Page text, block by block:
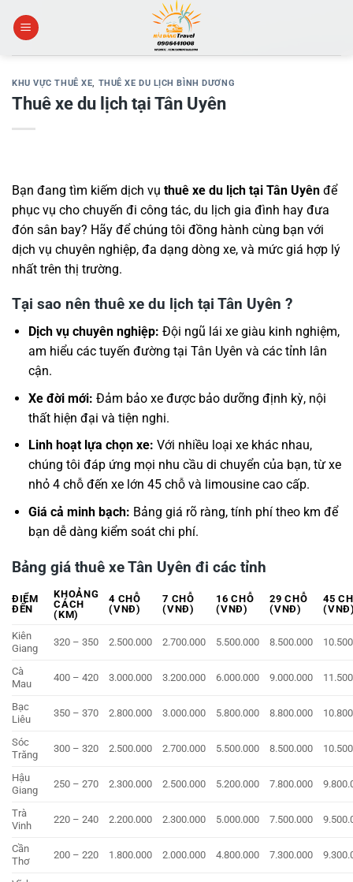
KHU VỰC THUÊ XE, THUÊ XE DU LỊCH BÌNH DƯƠNG
Thuê xe du lịch tại Tân Uyên
Bạn đang tìm kiếm dịch vụ thuê xe du lịch tại Tân Uyên để
phục vụ cho chuyến đi công tác, du lịch gia đình hay đưa
đón sân bay? Hãy để chúng tôi đồng hành cùng bạn với
dịch vụ chuyên nghiệp, đa dạng dòng xe, và mức giá hợp lý
nhất trên thị trường.
Tại sao nên thuê xe du lịch tại Tân Uyên ?
Dịch vụ chuyên nghiệp: Đội ngũ lái xe giàu kinh nghiệm,
am hiểu các tuyến đường tại Tân Uyên và các tỉnh lân
cận.
Xe đời mới: Đảm bảo xe được bảo dưỡng định kỳ, nội
thất hiện đại và tiện nghi.
Linh hoạt lựa chọn xe: Với nhiều loại xe khác nhau,
chúng tôi đáp ứng mọi nhu cầu di chuyển của bạn, từ xe
nhỏ 4 chỗ đến xe lớn 45 chỗ và limousine cao cấp.
Giá cả minh bạch: Bảng giá rõ ràng, tính phí theo km để
bạn dễ dàng kiểm soát chi phí.
Bảng giá thuê xe Tân Uyên đi các tỉnh
ĐIỂM
ĐẾN
KHOẢNG
CÁCH
(KM)
4 CHỖ
(VNĐ)
7 CHỖ
(VNĐ)
16 CHỖ
(VNĐ)
29 CHỖ
(VNĐ)
45
Kiên
Giang
320 – 350 2.500.000 2.700.000 5.500.000 8.500.000
Cà
Mau
400 – 420 3.000.000 3.200.000 6.000.000 9.000.000
Bạc
Liêu
350 – 370 2.800.000 3.000.000 5.800.000 8.800.000
Sóc
Trăng
300 – 320 2.500.000 2.700.000 5.500.000 8.500.000
Hậu
Giang
250 – 270 2.300.000 2.500.000 5.200.000 7.800.000
Trà
Vinh
220 – 240 2.200.000 2.300.000 5.000.000 7.500.000
Cần
Thơ
200 – 220 1.800.000 2.000.000 4.800.000 7.300.000